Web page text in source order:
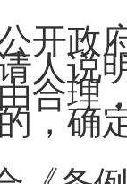
开政
人说
合理
，确